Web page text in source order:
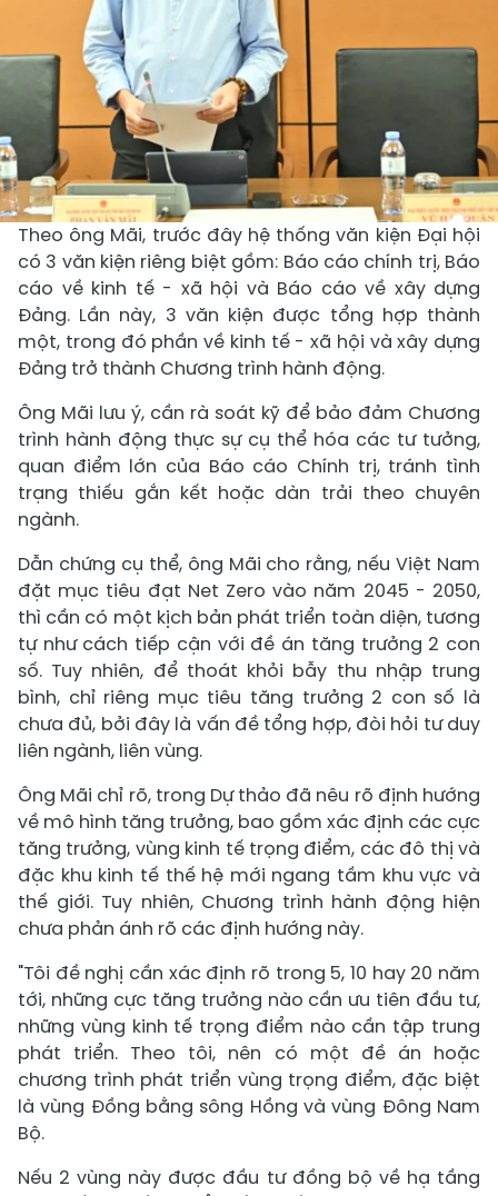
Theo ông Mãi, trước đây hệ thống văn kiện Đại hội
có 3 văn kiện riêng biệt gồm: Báo cáo chính trị, Báo
cáo về kinh tế - xã hội và Báo cáo về xây dựng
Đảng. Lần này, 3 văn kiện được tổng hợp thành
một, trong đó phần về kinh tế - xã hội và xây dựng
Đảng trở thành Chương trình hành động.
Ông Mãi lưu ý, cần rà soát kỹ để bảo đảm Chương
trình hành động thực sự cụ thể hóa các tư tưởng,
quan điểm lớn của Báo cáo Chính trị, tránh tình
trạng thiếu gắn kết hoặc dàn trải theo chuyên
ngành.
Dẫn chứng cụ thể, ông Mãi cho rằng, nếu Việt Nam
đặt mục tiêu đạt Net Zero vào năm 2045 - 2050,
thì cần có một kịch bản phát triển toàn diện, tương
tự như cách tiếp cận với đề án tăng trưởng 2 con
số. Tuy nhiên, để thoát khỏi bẫy thu nhập trung
bình, chỉ riêng mục tiêu tăng trưởng 2 con số là
chưa đủ, bởi đây là vấn đề tổng hợp, đòi hỏi tư duy
liên ngành, liên vùng.
Ông Mãi chỉ rõ, trong Dự thảo đã nêu rõ định hướng
về mô hình tăng trưởng, bao gồm xác định các cực
tăng trưởng, vùng kinh tế trọng điểm, các đô thị và
đặc khu kinh tế thế hệ mới ngang tầm khu vực và
thế giới. Tuy nhiên, Chương trình hành động hiện
chưa phản ánh rõ các định hướng này.
"Tôi đề nghị cần xác định rõ trong 5, 10 hay 20 năm
tới, những cực tăng trưởng nào cần ưu tiên đầu tư,
những vùng kinh tế trọng điểm nào cần tập trung
phát triển. Theo tôi, nên có một đề án hoặc
chương trình phát triển vùng trọng điểm, đặc biệt
là vùng Đồng bằng sông Hồng và vùng Đông Nam
Bộ.
Nếu 2 vùng này được đầu tư đồng bộ về hạ tầng